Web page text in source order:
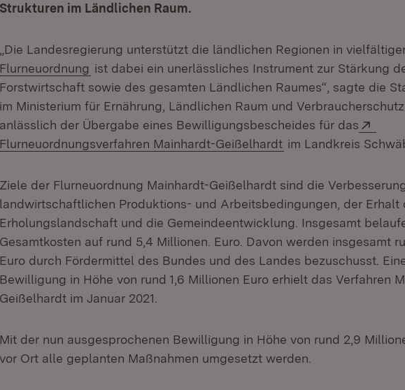
Strukturen im Ländlichen Raum.
„Die Landesregierung unterstützt die ländlichen Regionen in
Flurneuordnung (Öffnet in neuem Fenster)
ist dabei ein unerlässliches Instrument zur Stärkung
Forstwirtschaft sowie des gesamten Ländlichen Raumes“, sagte die
im Ministerium für Ernährung, Ländlichen Raum und
anlässlich der Übergabe eines Bewilligungsbescheides für das
Flurneuordnungsverfahren Mainhardt-Geißelhardt (Öffnet in neuem
im Landkreis
Ziele der Flurneuordnung Mainhardt-Geißelhardt sind die
landwirtschaftlichen Produktions- und Arbeitsbedingungen, der Erhalt
Erholungslandschaft und die Gemeindeentwicklung. Insgesamt
Gesamtkosten auf rund 5,4 Millionen. Euro. Davon werden insgesamt
Euro durch Fördermittel des Bundes und des Landes bezuschusst.
Bewilligung in Höhe von rund 1,6 Millionen Euro erhielt das Verfahren
Geißelhardt im Januar 2021.
Mit der nun ausgesprochenen Bewilligung in Höhe von rund 2,9
vor Ort alle geplanten Maßnahmen umgesetzt werden.